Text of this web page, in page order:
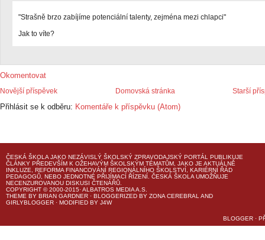
"Strašně brzo zabíjíme potenciální talenty, zejména mezi chlapci"
Jak to víte?
Okomentovat
Novější příspěvek Starší
Domovská stránka
Přihlásit se k odběru: Komentáře k příspěvku (Atom)
ČESKÁ ŠKOLA JAKO NEZÁVISLÝ ŠKOLSKÝ ZPRAVODAJSKÝ PORTÁL PUBLIKUJE
ČLÁNKY PŘEDEVŠÍM K OŽEHAVÝM ŠKOLSKÝM TÉMATŮM, JAKO JE AKTUÁLNĚ
INKLUZE, REFORMA FINANCOVÁNÍ REGIONÁLNÍHO ŠKOLSTVÍ, KARIÉRNÍ ŘÁD
PEDAGOGŮ, NEBO JEDNOTNÉ PŘIJÍMACÍ ŘÍZENÍ. ČESKÁ ŠKOLA UMOŽŇUJE
NECENZUROVANOU DISKUSI ČTENÁŘŮ.
COPYRIGHT © 2000-2015· ALBATROS MEDIA A.S.
THEME BY BRIAN GARDNER · BLOGGERIZED BY ZONA CEREBRAL AND
GIRLYBLOGGER · MODIFIED BY J4W
BLOGGER ·